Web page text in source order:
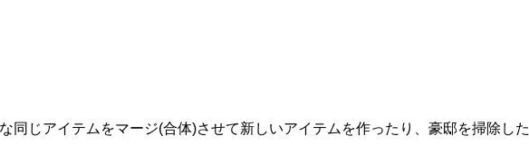
同じアイテムをマージ(合体)させて新しいアイテムを作ったり、豪邸を掃除した